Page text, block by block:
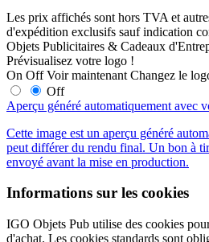
Les prix affichés sont hors TVA et
d'expédition exclusifs sauf indication
Objets Publicitaires & Cadeaux
Prévisualisez votre logo !
On Off Voir maintenant Changez le
Off
Aperçu généré automatiquement avec
Cette image est un aperçu généré
peut différer du rendu final. Un bon à
envoyé avant la mise en production.
Informations sur les cookies
IGO Objets Pub utilise des cookies
d'achat. Les cookies standards sont